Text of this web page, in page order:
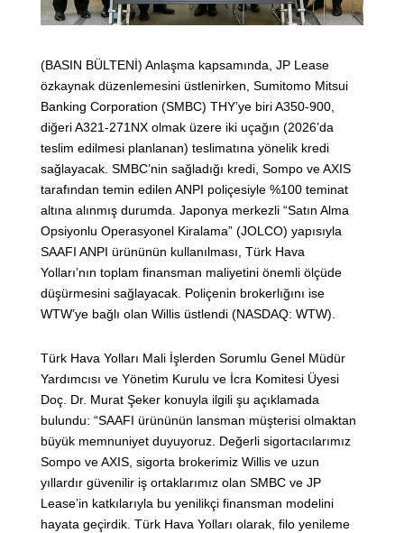
(BASIN BÜLTENİ) Anlaşma kapsamında, JP Lease
özkaynak düzenlemesini üstlenirken, Sumitomo Mitsui
Banking Corporation (SMBC) THY’ye biri A350-900,
diğeri A321-271NX olmak üzere iki uçağın (2026’da
teslim edilmesi planlanan) teslimatına yönelik kredi
sağlayacak. SMBC’nin sağladığı kredi, Sompo ve AXIS
tarafından temin edilen ANPI poliçesiyle %100 teminat
altına alınmış durumda. Japonya merkezli “Satın Alma
Opsiyonlu Operasyonel Kiralama” (JOLCO) yapısıyla
SAAFI ANPI ürününün kullanılması, Türk Hava
Yolları’nın toplam finansman maliyetini önemli ölçüde
düşürmesini sağlayacak. Poliçenin brokerlığını ise
WTW’ye bağlı olan Willis üstlendi (NASDAQ: WTW).
Türk Hava Yolları Mali İşlerden Sorumlu Genel Müdür
Yardımcısı ve Yönetim Kurulu ve İcra Komitesi Üyesi
Doç. Dr. Murat Şeker konuyla ilgili şu açıklamada
bulundu: “SAAFI ürününün lansman müşterisi olmaktan
büyük memnuniyet duyuyoruz. Değerli sigortacılarımız
Sompo ve AXIS, sigorta brokerimiz Willis ve uzun
yıllardır güvenilir iş ortaklarımız olan SMBC ve JP
Lease’in katkılarıyla bu yenilikçi finansman modelini
hayata geçirdik. Türk Hava Yolları olarak, filo yenileme